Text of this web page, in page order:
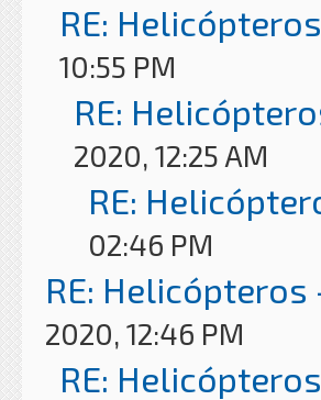
RE:
10:55 PM
RE:
2020, 12:25 AM
RE:
02:46 PM
RE:
2020, 12:46 PM
RE: